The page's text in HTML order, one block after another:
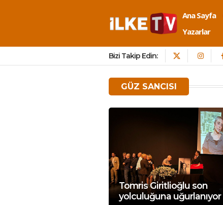
Ana Sayfa
Yazarlar
Bizi Takip Edin:
GÜZ SANCISI
Tomris Giritlioğlu son
yolculuğuna uğurlanıyor